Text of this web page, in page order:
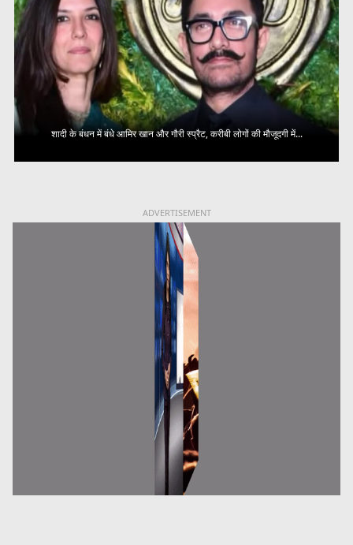
शादी के बंधन में बंधे आमिर खान और गौरी स्प्रैट, करीबी लोगों की मौजूदगी में...
ADVERTISEMENT